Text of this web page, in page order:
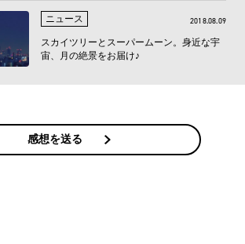
スカイツリーとスーパームーン。身近な宇
宙、月の絶景をお届け♪
ニュース 2018.08.09
感想を送る